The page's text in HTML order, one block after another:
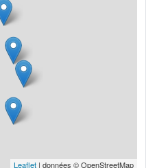
Leaflet | données © OpenStreetMap